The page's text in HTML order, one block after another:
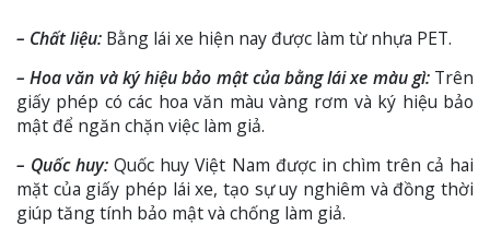
– Chất liệu: Bằng lái xe hiện nay được làm từ nhựa PET.
– Hoa văn và ký hiệu bảo mật của bằng lái xe màu gì: Trên
giấy phép có các hoa văn màu vàng rơm và ký hiệu bảo
mật để ngăn chặn việc làm giả.
– Quốc huy: Quốc huy Việt Nam được in chìm trên cả hai
mặt của giấy phép lái xe, tạo sự uy nghiêm và đồng thời
giúp tăng tính bảo mật và chống làm giả.